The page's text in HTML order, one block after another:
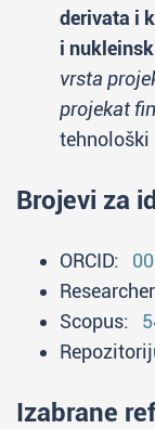
derivata i
i
vrsta
projekat
tehnološki
Brojevi za
ORCID:
Scopus:
Izabrane